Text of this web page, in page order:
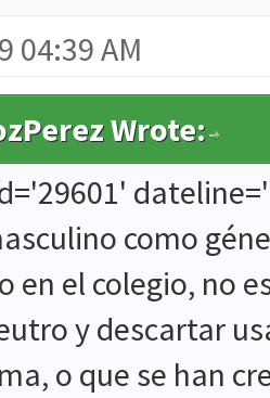
04:39 AM
Wrote:
como
en el colegio, no
y descartar
o que se han